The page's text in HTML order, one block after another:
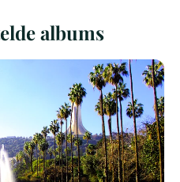
albums